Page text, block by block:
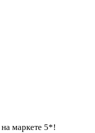
маркете 5*!